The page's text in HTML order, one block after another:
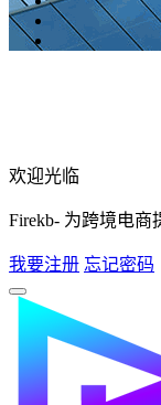
欢迎光临
Firekb- 为跨境电商
我要注册 忘记密码